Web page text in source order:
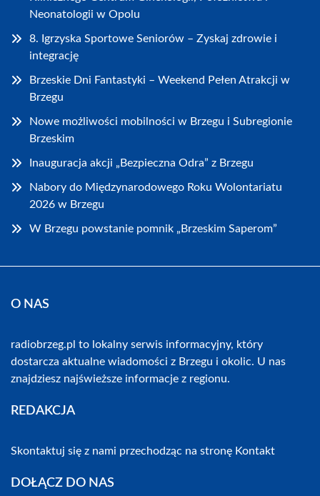
Neonatologii w Opolu
8. Igrzyska Sportowe Seniorów – Zyskaj zdrowie i
integrację
Brzeskie Dni Fantastyki – Weekend Pełen Atrakcji w
Brzegu
Nowe możliwości mobilności w Brzegu i Subregionie
Brzeskim
Inauguracja akcji „Bezpieczna Odra” z Brzegu
Nabory do Międzynarodowego Roku Wolontariatu
2026 w Brzegu
W Brzegu powstanie pomnik „Brzeskim Saperom”
O NAS
radiobrzeg.pl to lokalny serwis informacyjny, który
dostarcza aktualne wiadomości z Brzegu i okolic. U nas
znajdziesz najświeższe informacje z regionu.
REDAKCJA
Skontaktuj się z nami przechodząc na stronę Kontakt
DOŁĄCZ DO NAS